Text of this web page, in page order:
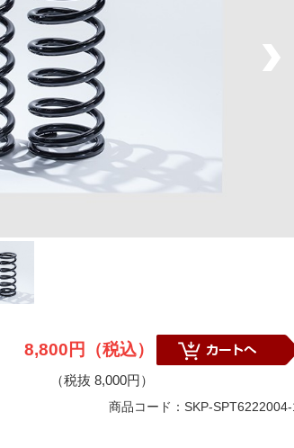
8,800円（税込）
（税抜 8,000円）
商品コード：SKP-